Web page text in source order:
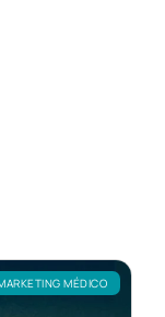
MÉDICO